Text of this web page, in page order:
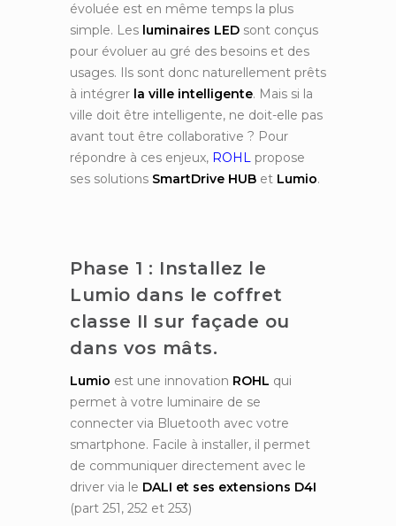
évoluée est en même temps la plus
simple. Les luminaires LED sont conçus
pour évoluer au gré des besoins et des
usages. Ils sont donc naturellement prêts
à intégrer la ville intelligente. Mais si la
ville doit être intelligente, ne doit-elle pas
avant tout être collaborative ? Pour
répondre à ces enjeux, ROHL propose
ses solutions SmartDrive HUB et Lumio.
Phase 1 : Installez le
Lumio dans le coffret
classe II sur façade ou
dans vos mâts.
Lumio est une innovation ROHL qui
permet à votre luminaire de se
connecter via Bluetooth avec votre
smartphone. Facile à installer, il permet
de communiquer directement avec le
driver via le DALI et ses extensions D4I
(part 251, 252 et 253)